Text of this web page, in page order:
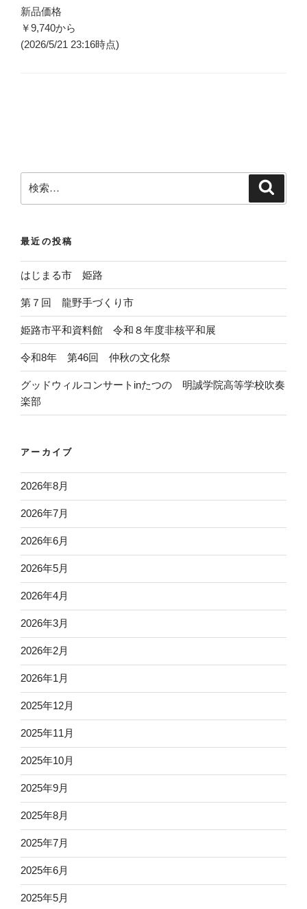
新品価格
￥9,740から
(2026/5/21 23:16時点)
最近の投稿
はじまる市 姫路
第７回 龍野手づくり市
姫路市平和資料館 令和８年度非核平和展
令和8年 第46回 仲秋の文化祭
グッドウィルコンサートinたつの 明誠学院高等学校吹奏
楽部
アーカイブ
2026年8月
2026年7月
2026年6月
2026年5月
2026年4月
2026年3月
2026年2月
2026年1月
2025年12月
2025年11月
2025年10月
2025年9月
2025年8月
2025年7月
2025年6月
2025年5月